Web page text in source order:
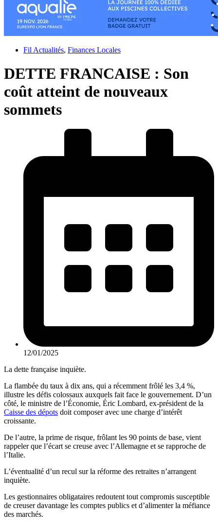
Fil Actualités, Finances Locales
DETTE FRANCAISE : Son
coût atteint de nouveaux
sommets
12/01/2025
La dette française inquiète.
La flambée du taux à dix ans, qui a récemment frôlé les 3,4 %,
illustre les défis colossaux auxquels fait face le gouvernement. D’un
côté, le ministre de l’Économie, Éric Lombard, ex-président de la
Caisse des dépots doit composer avec une charge d’intérêt
croissante.
De l’autre, la prime de risque, frôlant les 90 points de base, vient
rappeler que l’écart se creuse avec l’Allemagne et se rapproche de
l’Italie.
L’éventualité d’un recul sur la réforme des retraites n’arrangent
inquiète.
Les gestionnaires obligataires redoutent tout compromis susceptible
de creuser davantage les comptes publics et d’alimenter la méfiance
des marchés.